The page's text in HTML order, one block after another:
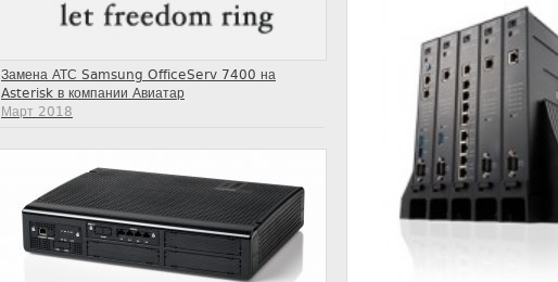
Замена АТС Samsung OfficeServ 7400 на
Asterisk в компании Авиатар
Март 2018